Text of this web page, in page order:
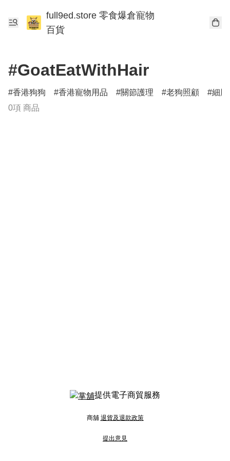
full9ed.store 零食爆倉寵物
百貨
#GoatEatWithHair
香港狗狗 香港寵物用品 關節護理 老狗照顧
細
0項 商品
提供電子商貿服務
商舖 退貨及退款政策
提出意見